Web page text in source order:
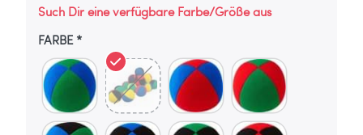
Such Dir eine verfügbare Farbe/Größe aus
FARBE